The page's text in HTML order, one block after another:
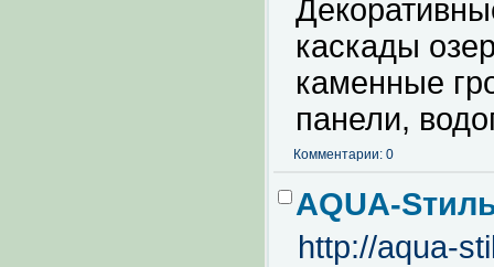
каскады
каменные
панели,
Комментарии: 0
AQUA-
http://aqua-